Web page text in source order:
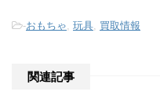
-おもちゃ 玩具 買取情報
関連記事